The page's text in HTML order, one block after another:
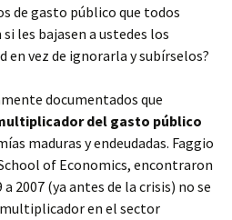
de gasto público que todos
les bajasen a ustedes los
en vez de ignorarla y subírselos?
documentados que
del gasto público
maduras y endeudadas. Faggio
of Economics, encontraron
2007 (ya antes de la crisis) no se
en el sector